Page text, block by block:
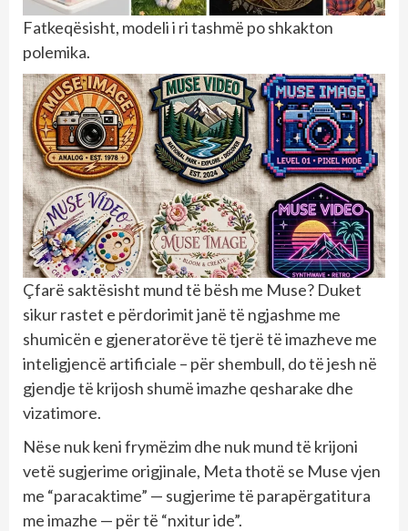
Fatkeqësisht, modeli i ri tashmë po shkakton
polemika.
Çfarë saktësisht mund të bësh me Muse? Duket
sikur rastet e përdorimit janë të ngjashme me
shumicën e gjeneratorëve të tjerë të imazheve me
inteligjencë artificiale – për shembull, do të jesh në
gjendje të krijosh shumë imazhe qesharake dhe
vizatimore.
Nëse nuk keni frymëzim dhe nuk mund të krijoni
vetë sugjerime origjinale, Meta thotë se Muse vjen
me “paracaktime” — sugjerime të parapërgatitura
me imazhe — për të “nxitur ide”.